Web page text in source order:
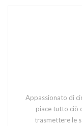
Appassionato di
piace tutto ciò
trasmettere le